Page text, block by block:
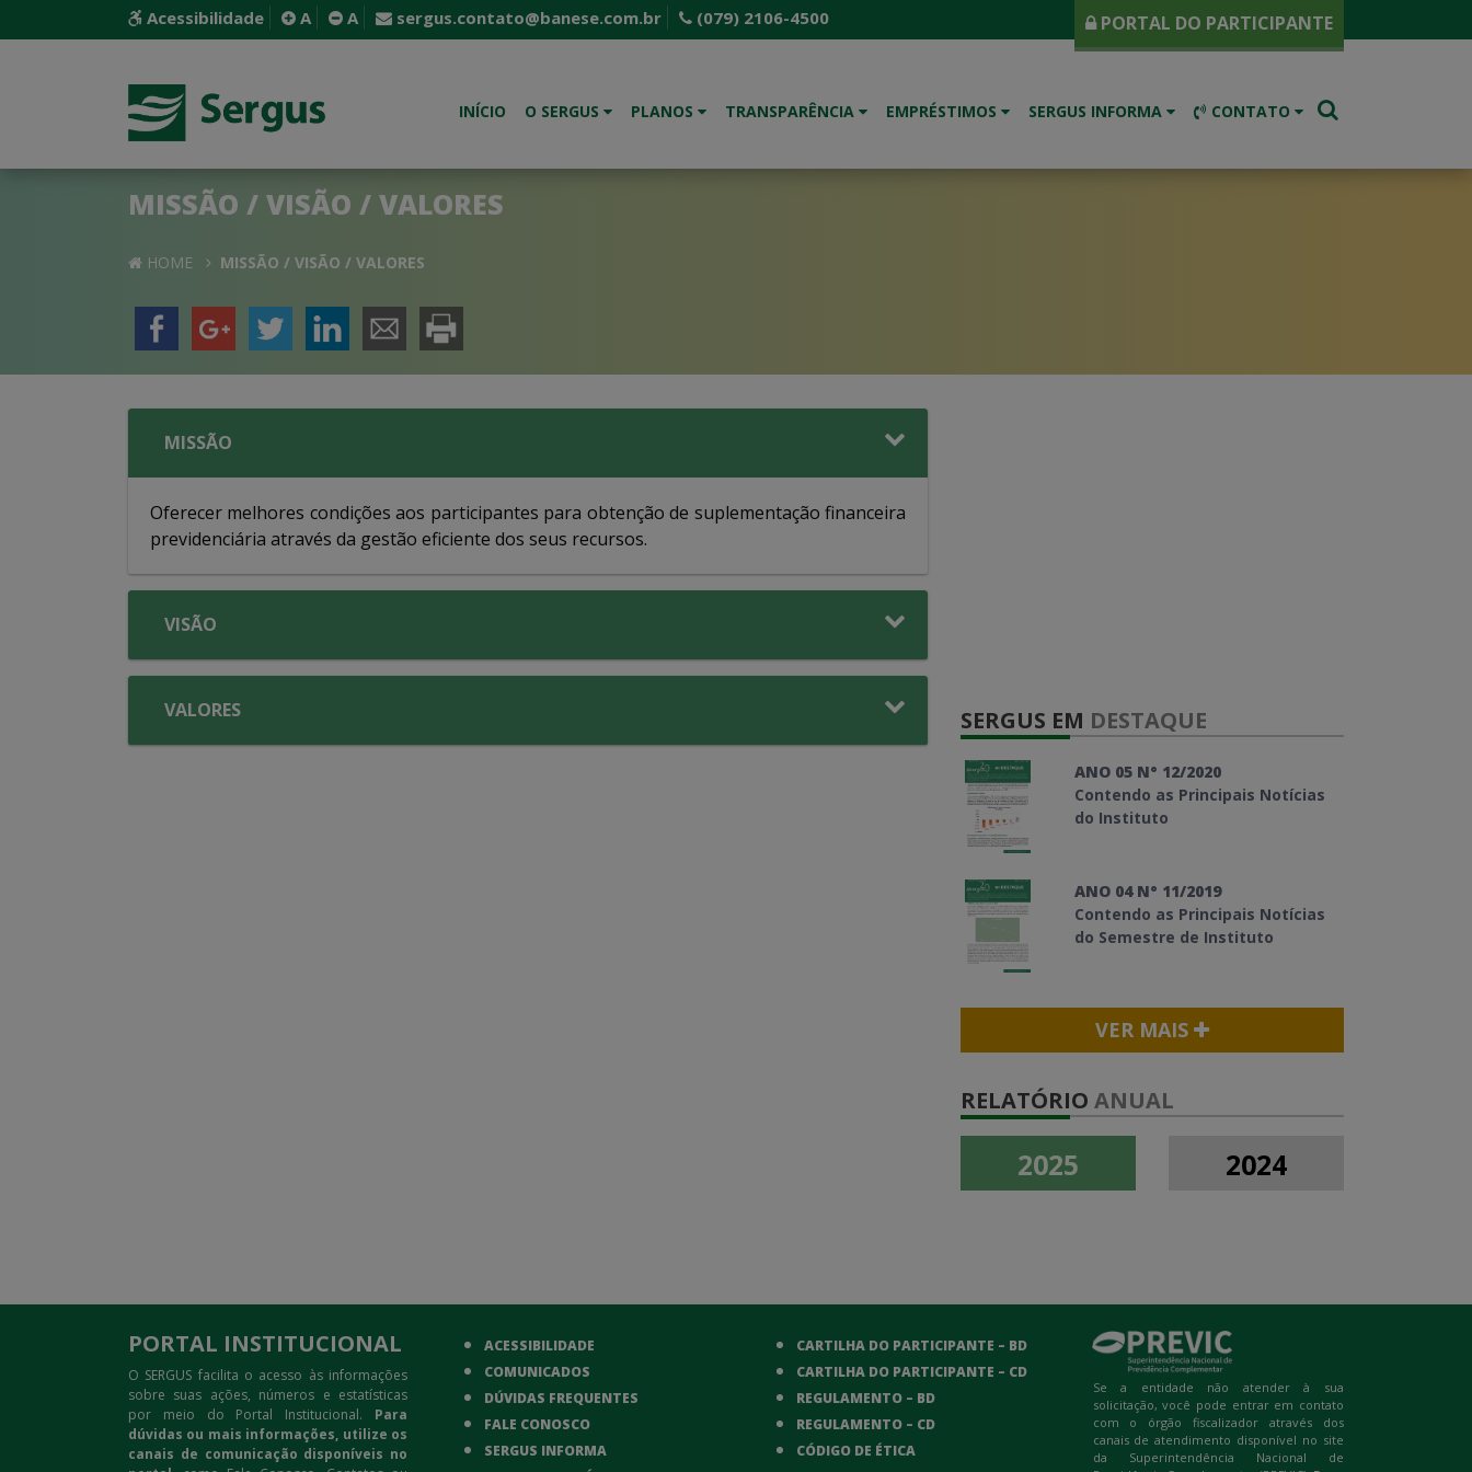
Acessibilidade A A sergus.contato@banese.com.br (079) 2106-4500 PORTAL DO PARTICIPANTE
INÍCIO O SERGUS PLANOS TRANSPARÊNCIA EMPRÉSTIMOS SERGUS INFORMA CONTATO
MISSÃO / VISÃO / VALORES
HOME MISSÃO / VISÃO / VALORES
MISSÃO
Oferecer melhores condições aos participantes para obtenção de suplementação financeira
previdenciária através da gestão eficiente dos seus recursos.
VISÃO
VALORES SERGUS EM DESTAQUE
ANO 05 N° 12/2020
Contendo as Principais Notícias
do Instituto
ANO 04 N° 11/2019
Contendo as Principais Notícias
do Semestre de Instituto
VER MAIS
RELATÓRIO ANUAL
2025 2024
PORTAL INSTITUCIONAL
O SERGUS facilita o acesso às informações
sobre suas ações, números e estatísticas
por meio do Portal Institucional. Para
dúvidas ou mais informações, utilize os
canais de comunicação disponíveis no
ACESSIBILIDADE
COMUNICADOS
DÚVIDAS FREQUENTES
FALE CONOSCO
SERGUS INFORMA
CARTILHA DO PARTICIPANTE – BD
CARTILHA DO PARTICIPANTE – CD
REGULAMENTO – BD
REGULAMENTO – CD
CÓDIGO DE ÉTICA
Se a entidade não atender à sua
solicitação, você pode entrar em contato
com o órgão fiscalizador através dos
canais de atendimento disponível no site
da Superintendência Nacional de